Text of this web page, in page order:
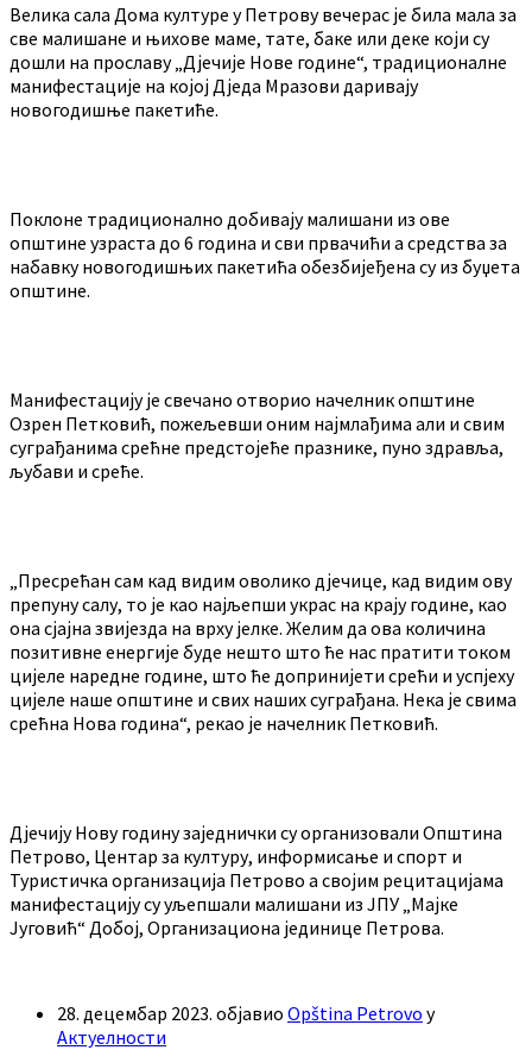
Велика сала Дома културе у Петрову вечерас је била мала за
све малишане и њихове маме, тате, баке или деке који су
дошли на прославу „Дјечије Нове године“, традиционалне
манифестације на којој Дједа Мразови даривају
новогодишње пакетиће.
Поклоне традиционално добивају малишани из ове
општине узраста до 6 година и сви првачићи а средства за
набавку новогодишњих пакетића обезбијеђена су из буџета
општине.
Манифестацију је свечано отворио начелник општине
Озрен Петковић, пожељевши оним најмлађима али и свим
суграђанима срећне предстојеће празнике, пуно здравља,
љубави и среће.
„Пресрећан сам кад видим оволико дјечице, кад видим ову
препуну салу, то је као најљепши украс на крају године, као
она сјајна звијезда на врху јелке. Желим да ова количина
позитивне енергије буде нешто што ће нас пратити током
цијеле наредне године, што ће допринијети срећи и успјеху
цијеле наше општине и свих наших суграђана. Нека је свима
срећна Нова година“, рекао је начелник Петковић.
Дјечију Нову годину заједнички су организовали Општина
Петрово, Центар за културу, информисање и спорт и
Туристичка организација Петрово а својим рецитацијама
манифестацију су уљепшали малишани из ЈПУ „Мајке
Југовић“ Добој, Организациона јединице Петрова.
28. децембар 2023. објавио Opština Petrovo у
Актуелности